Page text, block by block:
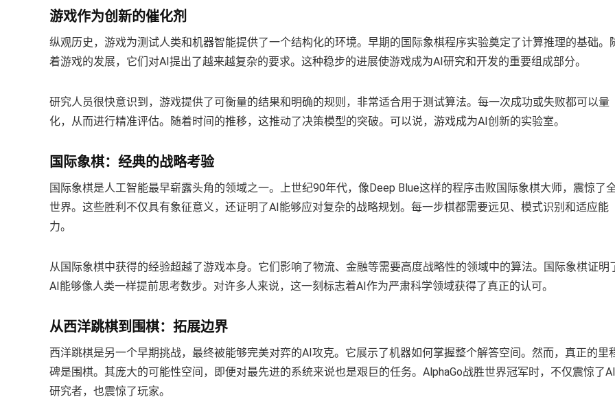
游戏作为创新的催化剂
纵观历史，游戏为测试人类和机器智能提供了一个结构化的环境。早期的国际象棋程序实验奠定了计算推理的基础。
着游戏的发展，它们对AI提出了越来越复杂的要求。这种稳步的进展使游戏成为AI研究和开发的重要组成部分。
研究人员很快意识到，游戏提供了可衡量的结果和明确的规则，非常适合用于测试算法。每一次成功或失败都可以量
化，从而进行精准评估。随着时间的推移，这推动了决策模型的突破。可以说，游戏成为AI创新的实验室。
国际象棋：经典的战略考验
国际象棋是人工智能最早崭露头角的领域之一。上世纪90年代，像Deep Blue这样的程序击败国际象棋大师，震惊了
世界。这些胜利不仅具有象征意义，还证明了AI能够应对复杂的战略规划。每一步棋都需要远见、模式识别和适应能
力。
从国际象棋中获得的经验超越了游戏本身。它们影响了物流、金融等需要高度战略性的领域中的算法。国际象棋证明
AI能够像人类一样提前思考数步。对许多人来说，这一刻标志着AI作为严肃科学领域获得了真正的认可。
从西洋跳棋到围棋：拓展边界
西洋跳棋是另一个早期挑战，最终被能够完美对弈的AI攻克。它展示了机器如何掌握整个解答空间。然而，真正的里
碑是围棋。其庞大的可能性空间，即便对最先进的系统来说也是艰巨的任务。AlphaGo战胜世界冠军时，不仅震惊了AI
研究者，也震惊了玩家。